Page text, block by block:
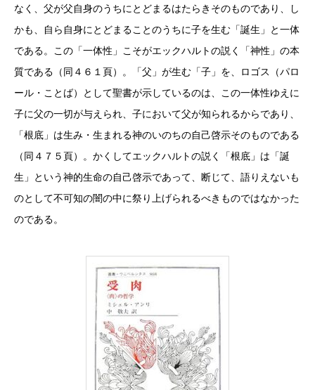
なく、父が父自身のうちにとどまるはたらきそのものであり、し
かも、自ら自身にとどまることのうちに子を生む「誕生」と一体
である。この「一体性」こそがエックハルトの説く「神性」の本
質である（同４６１頁）。「父」が生む「子」を、ロゴス（パロ
ール・ことば）として聖書が示しているのは、この一体性ゆえに
子に父の一切が与えられ、子において父が知られるからであり、
「根底」は生み・生まれる神のいのちの自己啓示そのものである
（同４７５頁）。かくしてエックハルトの説く「根底」は「誕
生」という神的生命の自己啓示であって、断じて、語りえないも
のとして不可知の闇の中に祭り上げられるべきものではなかった
のである。